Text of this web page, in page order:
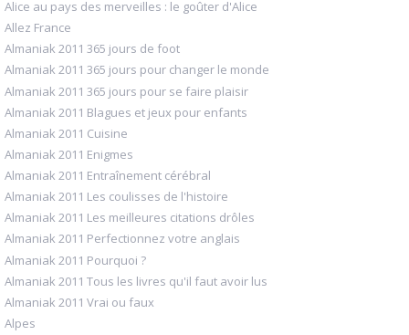
Alice au pays des merveilles : le goûter d'Alice
Allez France
Almaniak 2011 365 jours de foot
Almaniak 2011 365 jours pour changer le monde
Almaniak 2011 365 jours pour se faire plaisir
Almaniak 2011 Blagues et jeux pour enfants
Almaniak 2011 Cuisine
Almaniak 2011 Enigmes
Almaniak 2011 Entraînement cérébral
Almaniak 2011 Les coulisses de l'histoire
Almaniak 2011 Les meilleures citations drôles
Almaniak 2011 Perfectionnez votre anglais
Almaniak 2011 Pourquoi ?
Almaniak 2011 Tous les livres qu'il faut avoir lus
Almaniak 2011 Vrai ou faux
Alpes